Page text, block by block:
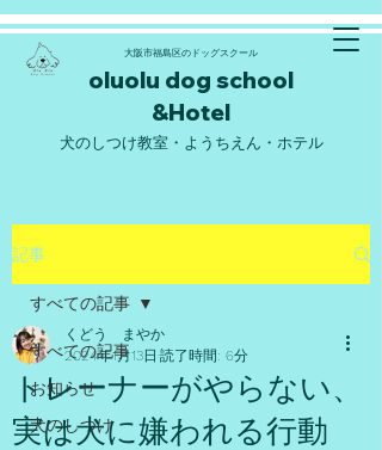
大阪市福島区のドッグスクール
oluolu dog school
&Hotel
​犬のしつけ教室・ようちえん・ホテル
記事
すべての記事
お知らせ
犬のしつけ
すべての記事
トレーナーがやらない、
実は犬に嫌われる行動
くどう まやか
2024年1月13日 読了時間: 6分